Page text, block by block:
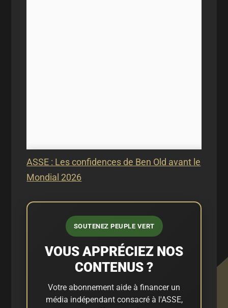
ASSE : Les confidences de Ben Old avant le
Mondial 2026
SOUTENEZ PEUPLE VERT
VOUS APPRÉCIEZ NOS
CONTENUS ?
Votre abonnement aide à financer un
média indépendant consacré à l'ASSE,